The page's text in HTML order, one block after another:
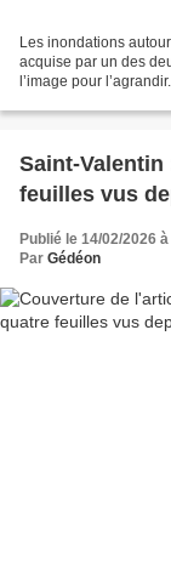
Les inondations
acquise par un des
l’image pour
Saint-
feuilles vus
Publié le 14/02/2026
Par Gédéon